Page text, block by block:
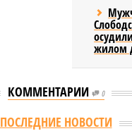
жилом
КОММЕНТАРИИ 0
ПОСЛЕДНИЕ НОВОСТИ